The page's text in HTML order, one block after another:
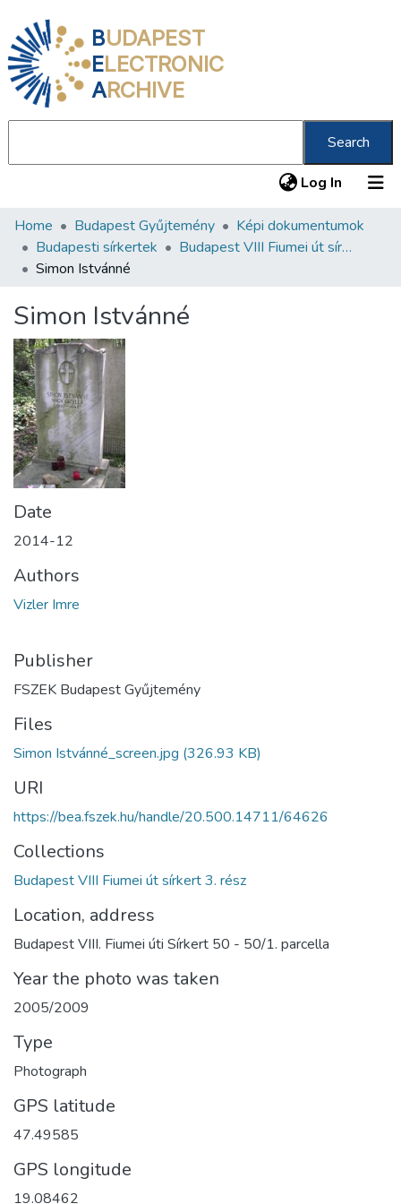
BUDAPEST
ELECTRONIC
ARCHIVE
Search
Log In (current)
Communities & Collections
All of DSpace
About us
Home Budapest Gyűjtemény
Képi dokumentumok
Budapesti sírkertek
Budapest VIII Fiumei út sírkert 3. rész
Simon Istvánné
Simon Istvánné
Date
2014-12
Authors
Vizler Imre
Publisher
FSZEK Budapest Gyűjtemény
Files
Simon Istvánné_screen.jpg (326.93 KB)
URI
https://bea.fszek.hu/handle/20.500.14711/64626
Collections
Budapest VIII Fiumei út sírkert 3. rész
Location, address
Budapest VIII. Fiumei úti Sírkert 50 - 50/1. parcella
Year the photo was taken
2005/2009
Type
Photograph
GPS latitude
47.49585
GPS longitude
19.08462